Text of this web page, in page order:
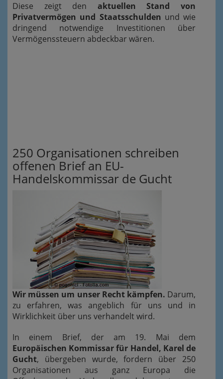
Diese zeigt den aktuellen Stand von
Privatvermögen und Staatsschulden und wie
dringend notwendige Investitionen über
Vermögenssteuern abdeckbar wären.
250 Organisationen schreiben
offenen Brief an EU-
Handelskommissar de Gucht
Wir müssen um unser Recht kämpfen. Darum,
zu erfahren, was angeblich für uns und in
Wirklichkeit über uns verhandelt wird.
In einem Brief, der am 19. Mai dem
Europäischen Kommissar für Handel, Karel de
Gucht, übergeben wurde, fordern über 250
Organisationen aus ganz Europa die